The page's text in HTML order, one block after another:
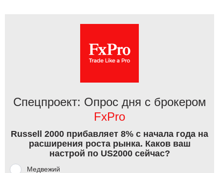
Спецпроект: Опрос дня с брокером
FxPro
Russell 2000 прибавляет 8% с начала года на
расширения роста рынка. Каков ваш
настрой по US2000 сейчас?
Медвежий